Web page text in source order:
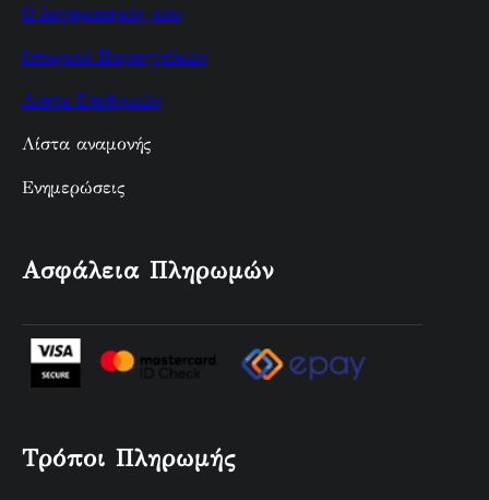
Ο λογαριασμός μου
Ιστορικό Παραγγελιών
Λίστα Επιθυμιών
Λίστα αναμονής
Ενημερώσεις
Ασφάλεια Πληρωμών
Τρόποι Πληρωμής